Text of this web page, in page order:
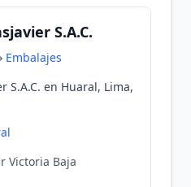
S.A.C.
Embalajes
S.A.C. en Huaral, Lima,
Victoria Baja